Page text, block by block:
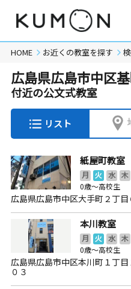
HOME お近くの教室を探す
広島県広島市中区
付近の公文式教室
リスト
紙屋町教室
月 火 水 木
0歳～高校生
広島県広島市中区大手町２丁
本川教室
月 火 水 木
0歳～高校生
広島県広島市中区本川町１丁
０３